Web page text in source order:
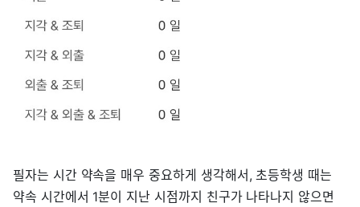
필자는 시간 약속을 매우 중요하게 생각해서, 초등학생 때는
약속 시간에서 1분이 지난 시점까지 친구가 나타나지 않으면